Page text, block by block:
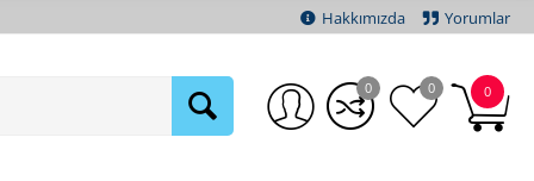
Hakkımızda Yorumlar
0
0 0